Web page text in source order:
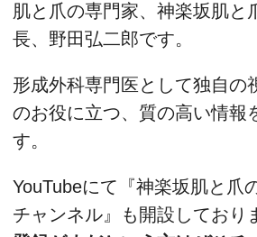
肌と爪の専門家、神楽坂肌と
長、野田弘二郎です。
形成外科専門医として独自の
のお役に立つ、質の高い情報
す。
YouTubeにて『神楽坂肌と爪
チャンネル』も開設しており